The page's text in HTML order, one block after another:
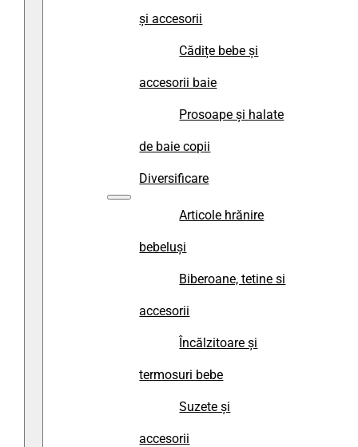
și accesorii
Cădițe bebe și
accesorii baie
Prosoape și halate
de baie copii
Diversificare
Articole hrănire
bebeluși
Biberoane, tetine si
accesorii
Încălzitoare și
termosuri bebe
Suzete și
accesorii